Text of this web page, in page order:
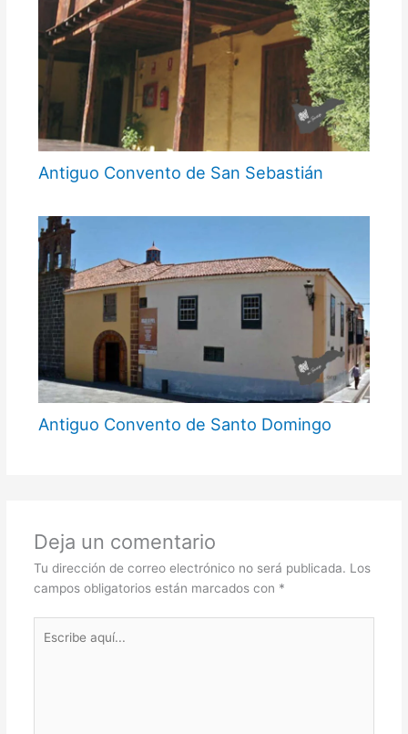
Antiguo Convento de San Sebastián
Antiguo Convento de Santo Domingo
Deja un comentario
Tu dirección de correo electrónico no será publicada. Los
campos obligatorios están marcados con *
aquí...